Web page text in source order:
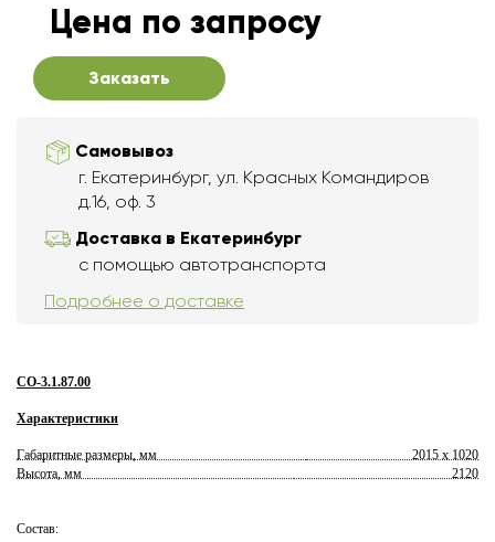
Цена по запросу
Заказать
Самовывоз
г. Екатеринбург, ул. Красных Командиров
д.16, оф. 3
Доставка в Екатеринбург
с помощью автотранспорта
Подробнее о доставке
СО-3.1.87.00
Характеристики
Габаритные размеры, мм
2015 x 1020
Высота, мм
2120
Состав: